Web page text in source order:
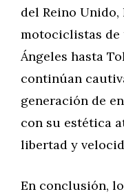
del Reino
motociclistas de
Ángeles hasta
continúan
generación de
con su estética
libertad y
En conclusión,